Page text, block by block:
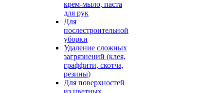
крем-мыло, паста
для рук
Для
послестроительной
уборки
Удаление сложных
загрязнений (клея,
граффити, скотча,
резины)
Для поверхностей
из цветных